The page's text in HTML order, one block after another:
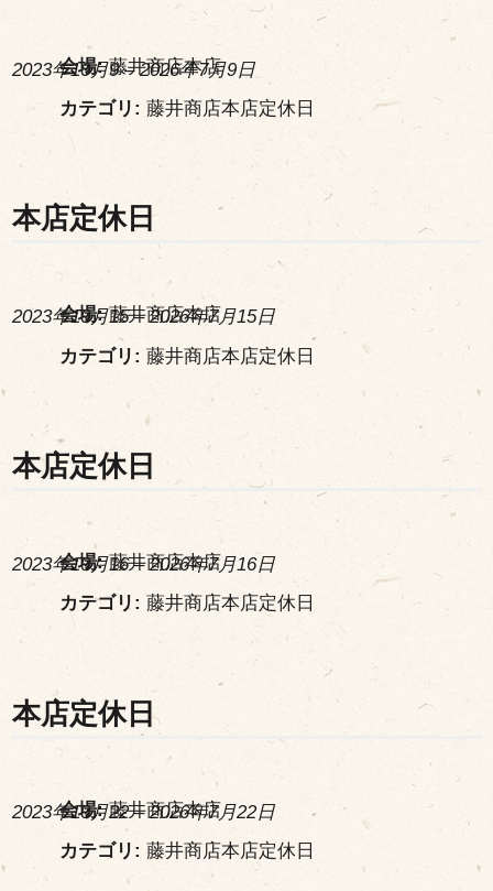
2023年10月9–2026年7月9日
会場: 藤井商店本店
カテゴリ: 藤井商店本店定休日
本店定休日
2023年10月15–2026年7月15日
会場: 藤井商店本店
カテゴリ: 藤井商店本店定休日
本店定休日
2023年10月16–2026年7月16日
会場: 藤井商店本店
カテゴリ: 藤井商店本店定休日
本店定休日
2023年10月22–2026年7月22日
会場: 藤井商店本店
カテゴリ: 藤井商店本店定休日